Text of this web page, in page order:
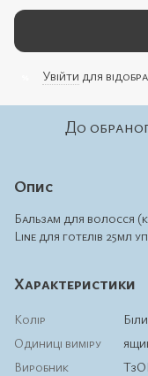
Увійти для
До
Опис
Бальзам для волосся
Line для готелів 25мл
Характеристики
Колір
Одиниці виміру
Виробник